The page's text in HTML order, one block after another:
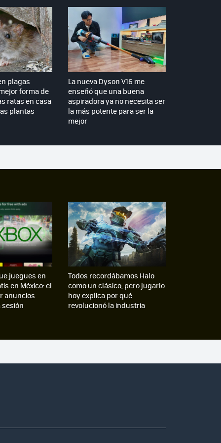
plagas
forma de
ratas en casa
plantas
La nueva Dyson V16 me
enseñó que una buena
aspiradora ya no necesita ser
la más potente para ser la
mejor
juegues en
en México: el
anuncios
sesión
Todos recordábamos Halo
como un clásico, pero jugarlo
hoy explica por qué
revolucionó la industria